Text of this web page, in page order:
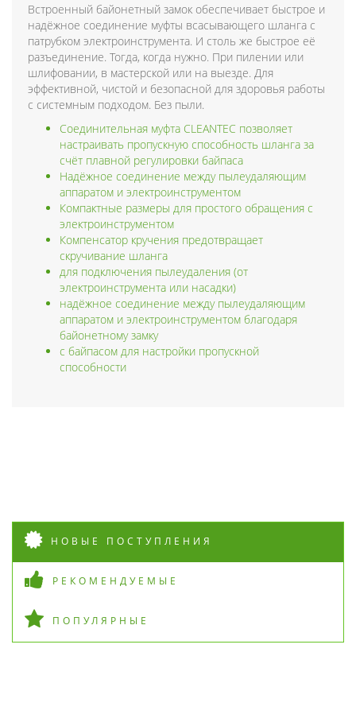
Встроенный байонетный замок обеспечивает быстрое и
надёжное соединение муфты всасывающего шланга с
патрубком электроинструмента. И столь же быстрое её
разъединение. Тогда, когда нужно. При пилении или
шлифовании, в мастерской или на выезде. Для
эффективной, чистой и безопасной для здоровья работы
с системным подходом. Без пыли.
Соединительная муфта CLEANTEC позволяет
настраивать пропускную способность шланга за
счёт плавной регулировки байпаса
Надёжное соединение между пылеудаляющим
аппаратом и электроинструментом
Компактные размеры для простого обращения с
электроинструментом
Компенсатор кручения предотвращает
скручивание шланга
для подключения пылеудаления (от
электроинструмента или насадки)
надёжное соединение между пылеудаляющим
аппаратом и электроинструментом благодаря
байонетному замку
с байпасом для настройки пропускной
способности
НОВЫЕ ПОСТУПЛЕНИЯ
РЕКОМЕНДУЕМЫЕ
ПОПУЛЯРНЫЕ